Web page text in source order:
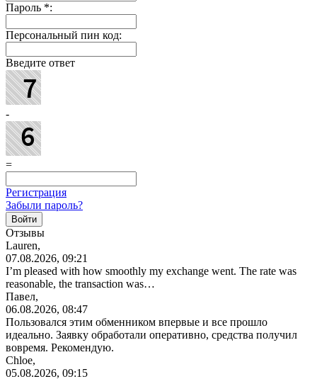
Пароль *:
Персональный пин код:
Введите ответ
-
=
Регистрация
Забыли пароль?
Отзывы
Lauren,
07.08.2026, 09:21
I’m pleased with how smoothly my exchange went. The rate was
reasonable, the transaction was…
Павел,
06.08.2026, 08:47
Пользовался этим обменником впервые и все прошло
идеально. Заявку обработали оперативно, средства получил
вовремя. Рекомендую.
Chloe,
05.08.2026, 09:15